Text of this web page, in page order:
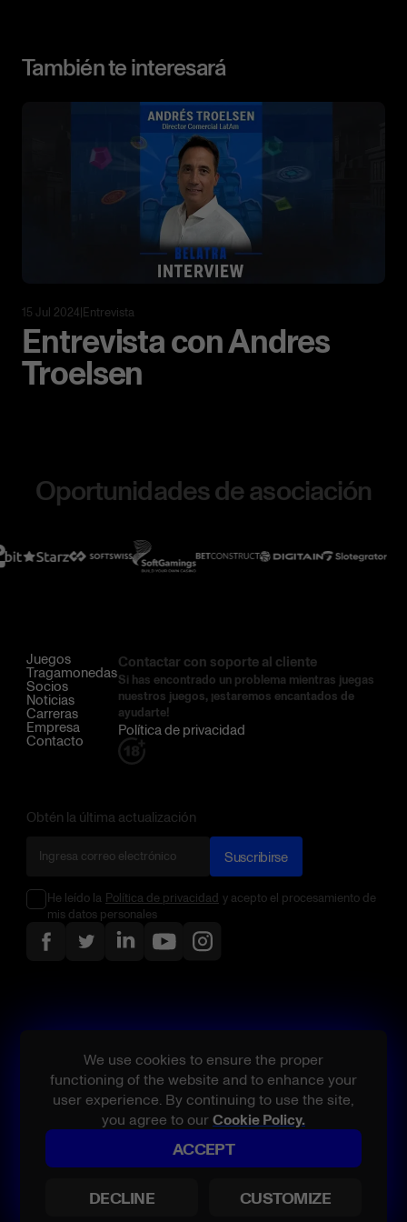
También te interesará
15 Jul 2024|Entrevista
Entrevista con Andres
Troelsen
Oportunidades de asociación
Juegos
Tragamonedas
Socios
Noticias
Carreras
Empresa
Contacto
Contactar con soporte al cliente
Si has encontrado un problema mientras juegas
nuestros juegos, ¡estaremos encantados de
ayudarte!
Política de privacidad
Obtén la última actualización
Suscribirse
He leído la Política de privacidad y acepto el procesamiento de
mis datos personales
marcas comerciales o marcas comerciales registradas de Belatra o
We use cookies to ensure the proper
functioning of the website and to enhance your
user experience. By continuing to use the site,
you agree to ourCookie Policy.
DECLINE CUSTOMIZE
ACCEPT